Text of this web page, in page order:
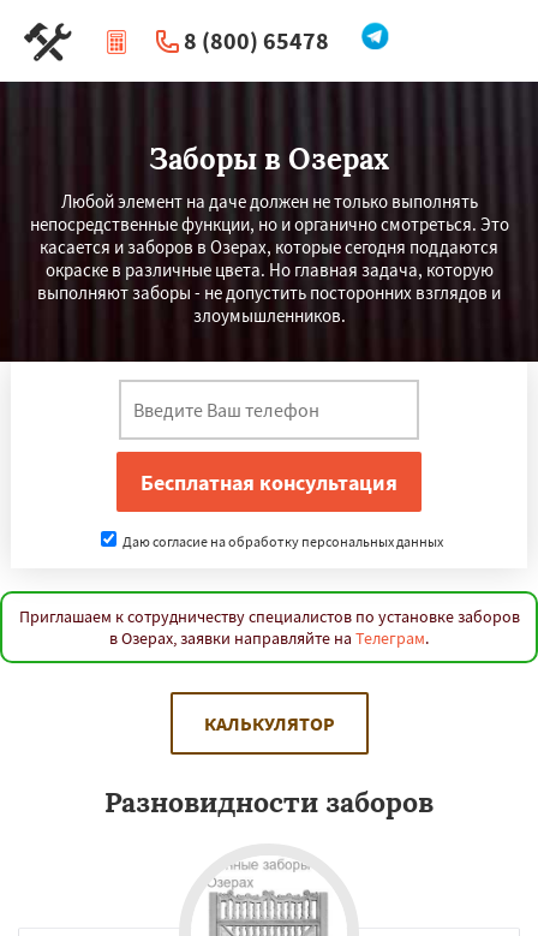
8 (800) 65478
| Перезвоните мне
Заборы в Озерах
Любой элемент на даче должен не только выполнять
непосредственные функции, но и органично смотреться. Это
касается и заборов в Озерах, которые сегодня поддаются
окраске в различные цвета. Но главная задача, которую
выполняют заборы - не допустить посторонних взглядов и
злоумышленников.
Даю согласие на обработку персональных данных
Приглашаем к сотрудничеству специалистов по установке заборов
в Озерах, заявки направляйте на Телеграм.
КАЛЬКУЛЯТОР
Разновидности заборов